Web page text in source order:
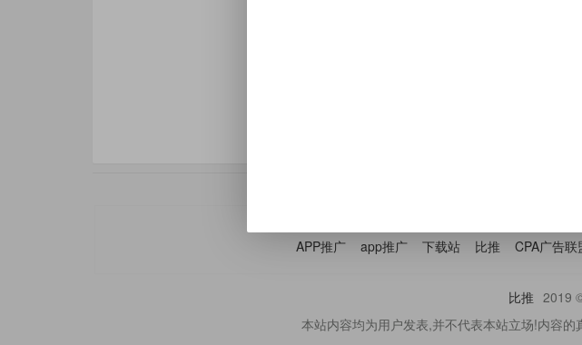
APP推广 app推广 下载站 比推 CPA广告联
比推 2019
本站内容均为用户发表,并不代表本站立场!内容的